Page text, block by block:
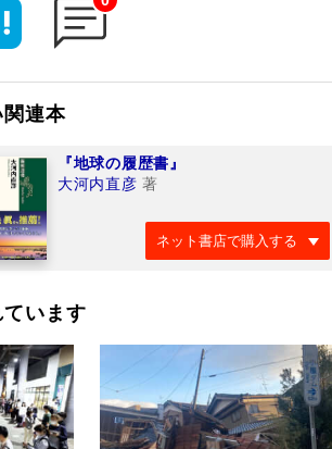
関連本
『地球の履歴書』
大河内直彦 著
ネット書店で購入する
います